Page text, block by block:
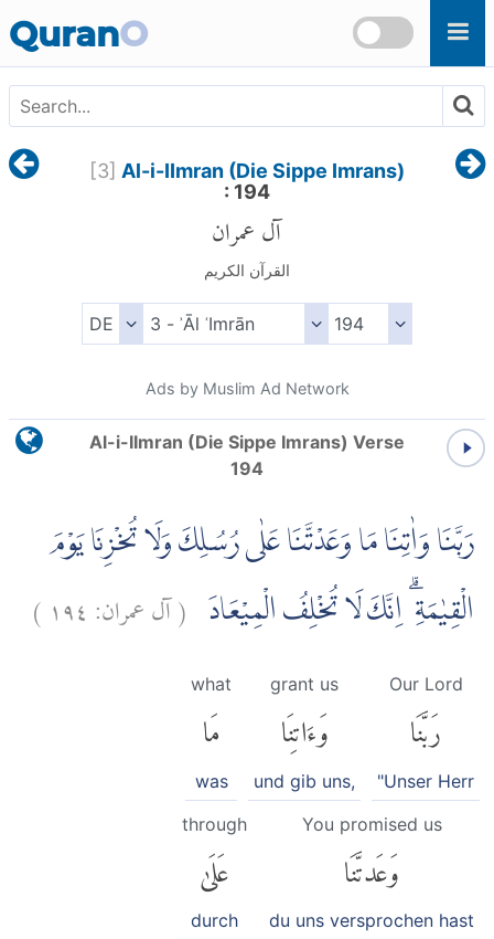
QuranO
[3] Al-i-IImran (Die Sippe Imrans)
: 194
آل عمران
القرآن الكريم
Ads by Muslim Ad Network
Al-i-IImran (Die Sippe Imrans) Verse
194
رَبَّنَا وَاٰتِنَا مَا وَعَدْتَّنَا عَلٰى رُسُلِكَ وَلَا تُخْزِنَا يَوْمَ
الْقِيٰمَةِ ۗ اِنَّكَ لَا تُخْلِفُ الْمِيْعَادَ (آل عمران: ١٩٤ )
Our Lord
رَبَّنَا
"Unser Herr
grant us
وَءَاتِنَا
und gib uns,
what
مَا
was
You promised us
وَعَدتَّنَا
du uns versprochen hast
through
عَلَىٰ
durch